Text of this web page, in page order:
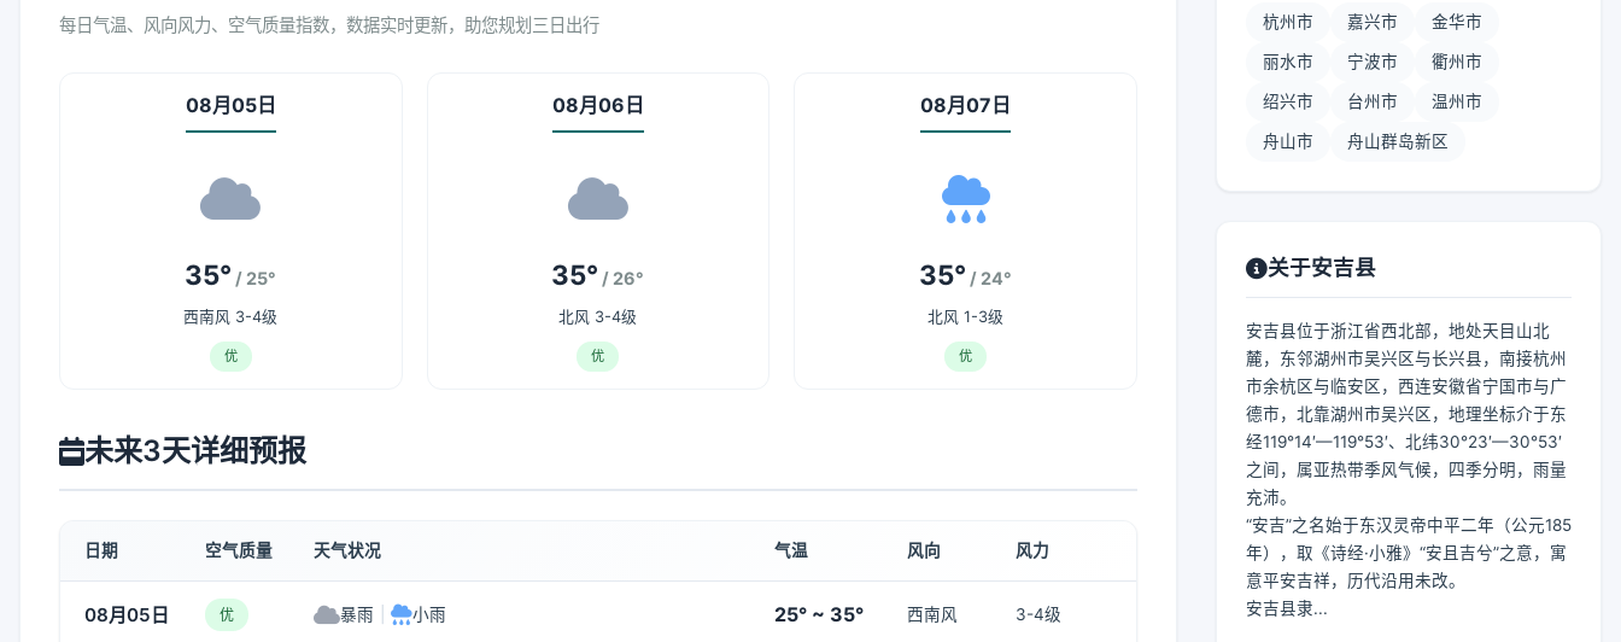
每日气温、风向风力、空气质量指数，数据实时更新，助您规划三日出行
08月05日
35° / 25°
西南风 3-4级
优
08月06日
35° / 26°
北风 3-4级
优
08月07日
35° / 24°
北风 1-3级
优
未来3天详细预报
日期 空气质量 天气状况 气温 风向 风力
08月05日 优 暴雨 小雨 25° ~ 35° 西南风 3-4级
杭州市 嘉兴市 金华市
丽水市 宁波市 衢州市
绍兴市 台州市 温州市
舟山市 舟山群岛新区
关于安吉县
安吉县位于浙江省西北部，地处天目山北
麓，东邻湖州市吴兴区与长兴县，南接杭州
市余杭区与临安区，西连安徽省宁国市与广
德市，北靠湖州市吴兴区，地理坐标介于东
经119°14′—119°53′、北纬30°23′—30°53′
之间，属亚热带季风气候，四季分明，雨量
充沛。
“安吉”之名始于东汉灵帝中平二年（公元185
年），取《诗经·小雅》“安且吉兮”之意，寓
意平安吉祥，历代沿用未改。
安吉县隶...